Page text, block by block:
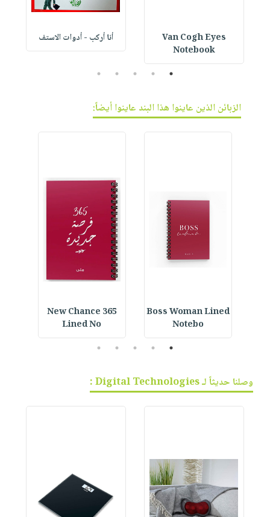
Van Cogh Eyes
Notebook
أنا أركب - أدوات الاستف
1
2
3
4
5
الزبائن الذين عاينوا هذا البند عاينوا أيضاً:
Boss Woman Lined
Notebo
365 New Chance
Lined No
1
2
3
4
5
وصلنا حديثاً لـ Digital Technologies :